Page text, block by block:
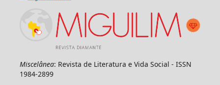
Miscelânea: Revista de Literatura e Vida Social - ISSN
1984-2899